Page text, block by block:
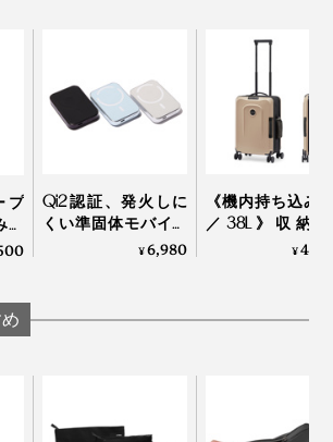
とがあるので、避けた方が良さそうで
ト編機の最新技術「ホールガーメン
本の糸で編まれていて、縫製はいっさ
プ
ま
ン
Qi2認証、発火しに
くい準固体モバイル
バッテリー
¥6,980
《機内持ち込み
／38L》収納
は、約1／2にス
¥